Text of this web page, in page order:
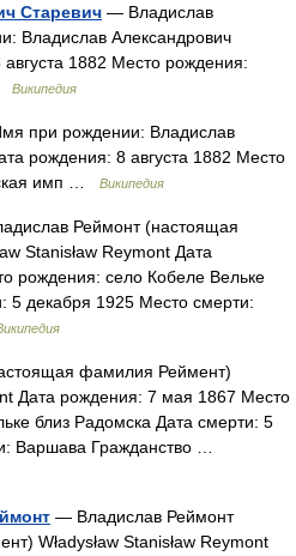
Старевич — Владислав
Владислав Александрович
1882 Место рождения:
Википедия
при рождении: Владислав
рождения: 8 августа 1882 Место
имп …
Википедия
Реймонт (настоящая
Stanisław Reymont Дата
рождения: село Кобеле Вельке
5 декабря 1925 Место смерти:
фамилия Реймент)
Дата рождения: 7 мая 1867 Место
близ Радомска Дата смерти: 5
Варшава Гражданство …
— Владислав Реймонт
Władysław Stanisław Reymont